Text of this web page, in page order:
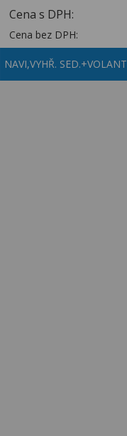
Cena s DPH:
Cena bez DPH:
NAVI,VYHŘ. SED.+VOLANT